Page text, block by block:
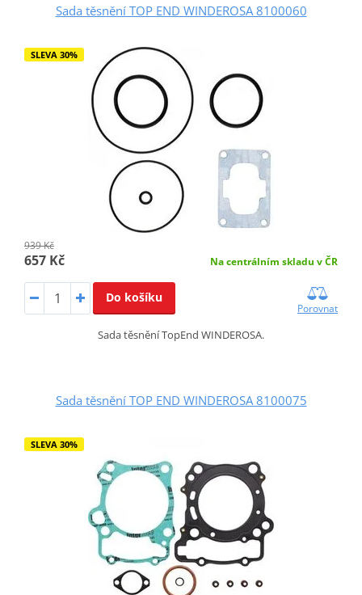
Sada těsnění TOP END WINDEROSA 8100060
SLEVA 30%
939 Kč
657 Kč Na centrálním skladu v ČR
Do košíku
Porovnat
Sada těsnění TopEnd WINDEROSA.
Sada těsnění TOP END WINDEROSA 8100075
SLEVA 30%